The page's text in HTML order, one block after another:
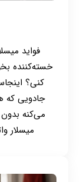
فواید
خسته‌کننده
کنی؟
جادویی که
می‌کنه بدون
میسلار